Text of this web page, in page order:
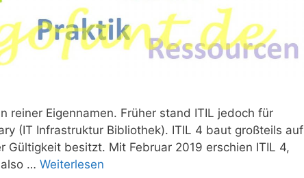
reiner Eigennamen. Früher stand ITIL jedoch für
(IT Infrastruktur Bibliothek). ITIL 4 baut großteils auf
Gültigkeit besitzt. Mit Februar 2019 erschien ITIL 4,
… Weiterlesen